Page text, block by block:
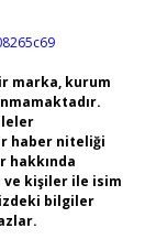
marka, kurum
haber niteliği
hakkında
ve kişiler ile isim
bilgiler